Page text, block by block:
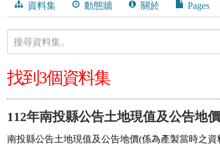
資料集 動態牆 關於 Pages
搜尋資料集。
找到3個資料集
112年南投縣公告土地現值及公告地價
南投縣公告土地現值及公告地價(係為產製當時之